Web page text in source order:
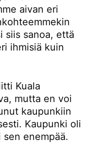
aivan eri
siis sanoa, että
ihmisiä kuin
Kuala
mutta en voi
kaupunkiin
Kaupunki oli
enempää.